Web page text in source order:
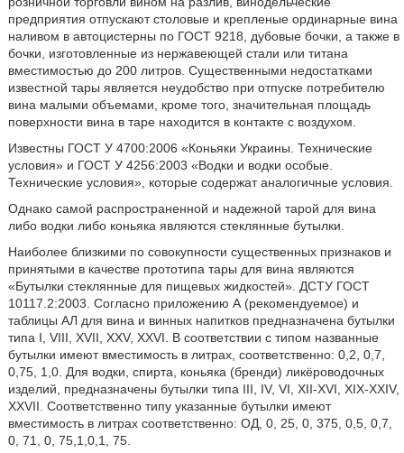
предприятия отпускают столовые и крепленые ординарные вина
наливом в автоцистерны по ГОСТ 9218, дубовые бочки, а также в
бочки, изготовленные из нержавеющей стали или титана
вместимостью до 200 литров. Существенными недостатками
известной тары является неудобство при отпуске потребителю
вина малыми объемами, кроме того, значительная площадь
поверхности вина в таре находится в контакте с воздухом.
Известны ГОСТ У 4700:2006 «Коньяки Украины. Технические
условия» и ГОСТ У 4256:2003 «Водки и водки особые.
Технические условия», которые содержат аналогичные условия.
Однако самой распространенной и надежной тарой для вина
либо водки либо коньяка являются стеклянные бутылки.
Наиболее близкими по совокупности существенных признаков и
принятыми в качестве прототипа тары для вина являются
«Бутылки стеклянные для пищевых жидкостей». ДСТУ ГОСТ
10117.2:2003. Согласно приложению А (рекомендуемое) и
таблицы АЛ для вина и винных напитков предназначена бутылки
типа I, VIII, XVII, XXV, XXVI. В соответствии с типом названные
бутылки имеют вместимость в литрах, соответственно: 0,2, 0,7,
0,75, 1,0. Для водки, спирта, коньяка (бренди) ликёроводочных
изделий, предназначены бутылки типа III, IV, VI, XII-XVI, XIX-XXIV,
XXVII. Соответственно типу указанные бутылки имеют
вместимость в литрах соответственно: ОД, 0, 25, 0, 375, 0,5, 0,7,
0, 71, 0, 75,1,0,1, 75.